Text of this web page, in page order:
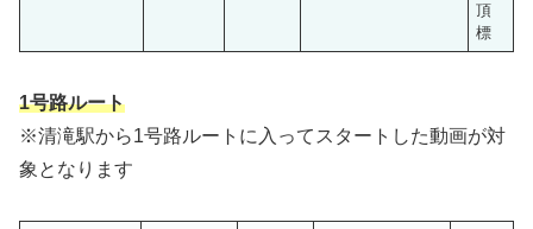
頂
標
1号路ルート
※清滝駅から1号路ルートに入ってスタートした動画が対
象となります